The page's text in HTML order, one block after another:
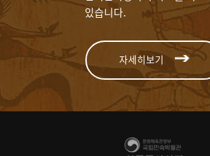
있습니다.
자세히보기